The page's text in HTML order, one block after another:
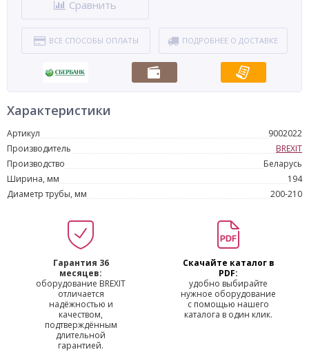
Сравнить
ВСЕ СПОСОБЫ ОПЛАТЫ ПОДРОБНЕЕ О ДОСТАВКЕ
Характеристики
Артикул
9002022
Производитель
BREXIT
Производство
Беларусь
Ширина, мм
194
Диаметр трубы, мм
200-210
Гарантия 36
месяцев:
оборудование BREXIT
отличается
надёжностью и
качеством,
подтверждённым
длительной
гарантией.
Скачайте каталог в
PDF:
удобно выбирайте
нужное оборудование
с помощью нашего
каталога в один клик.